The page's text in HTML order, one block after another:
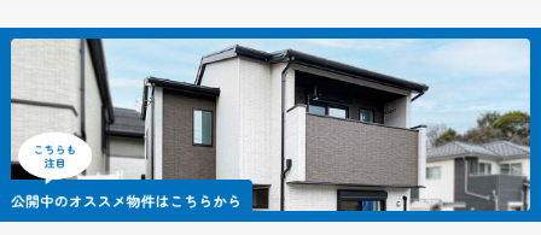
ッキーを使用する場合があります。
クッキーとは、お客様がWebサイトを訪れた際に、お客様のコンピ
ューター内に記録される小さな情報（テキストファイル）のこと
で、主にシステムが個々のユーザーを認識するために使用していま
す。
これにより一度入力いただいた情報を次回より再度入力していただ
く手間が省けます。